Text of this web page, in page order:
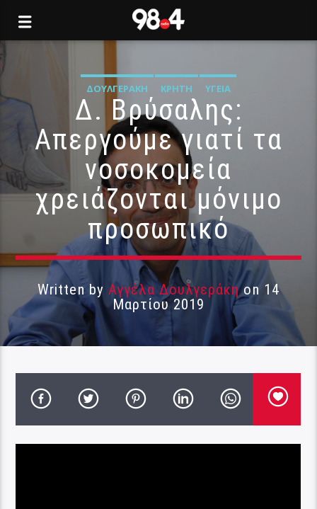
ΔΟΥΛΓΕΡΆΚΗ ΚΡΉΤΗ ΥΓΕΊΑ
Δ. Βρύσαλης:
Απεργούμε γιατί τα
νοσοκομεία
χρειάζονται μόνιμο
προσωπικό
Written by Αγγέλα Δουλγεράκηon 14
Μαρτίου 2019